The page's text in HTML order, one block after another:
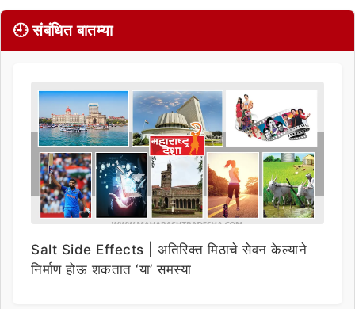
🕘 संबंधित बातम्या
Salt Side Effects | अतिरिक्त मिठाचे सेवन केल्याने
निर्माण होऊ शकतात ‘या’ समस्या